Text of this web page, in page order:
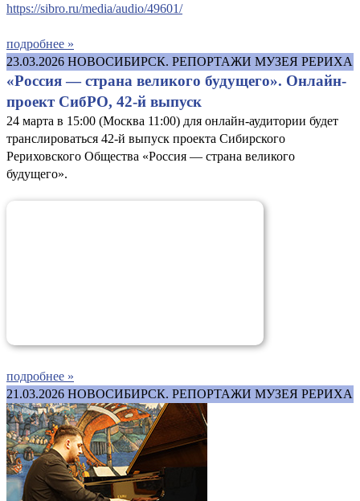
https://sibro.ru/media/audio/49601/
подробнее »
23.03.2026 НОВОСИБИРСК. РЕПОРТАЖИ МУЗЕЯ РЕРИХА
«Россия — страна великого будущего». Онлайн-
проект СибРО, 42-й выпуск
24 марта в 15:00 (Москва 11:00) для онлайн-аудитории будет
транслироваться 42-й выпуск проекта Сибирского
Рериховского Общества «Россия — страна великого
будущего».
подробнее »
21.03.2026 НОВОСИБИРСК. РЕПОРТАЖИ МУЗЕЯ РЕРИХА